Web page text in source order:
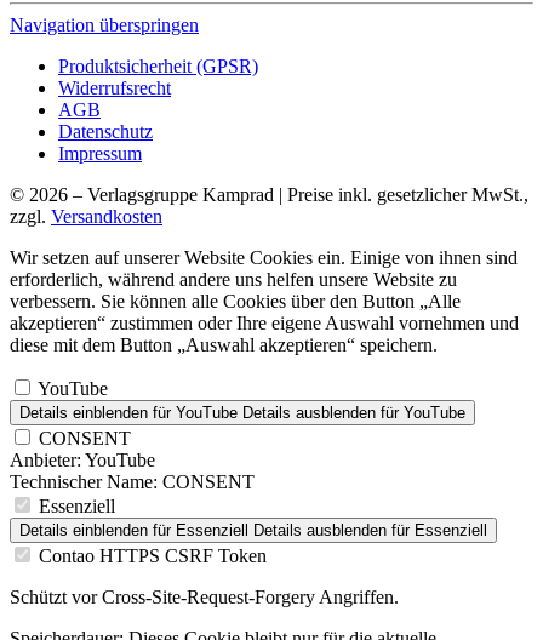
Navigation überspringen
Produktsicherheit (GPSR)
Widerrufsrecht
AGB
Datenschutz
Impressum
© 2026 – Verlagsgruppe Kamprad | Preise inkl. gesetzlicher MwSt.,
zzgl. Versandkosten
Wir setzen auf unserer Website Cookies ein. Einige von ihnen sind
erforderlich, während andere uns helfen unsere Website zu
verbessern. Sie können alle Cookies über den Button „Alle
akzeptieren“ zustimmen oder Ihre eigene Auswahl vornehmen und
diese mit dem Button „Auswahl akzeptieren“ speichern.
YouTube
Details einblenden für YouTube Details ausblenden für YouTube
CONSENT
Anbieter: YouTube
Technischer Name: CONSENT
Essenziell
Details einblenden für Essenziell Details ausblenden für Essenziell
Contao HTTPS CSRF Token
Schützt vor Cross-Site-Request-Forgery Angriffen.